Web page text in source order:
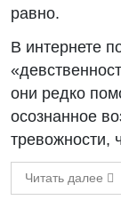
равно.
В интернете
они редко
осознанное
тревожности,
Читать далее